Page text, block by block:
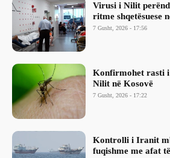
Virusi i Nilit
ritme shqetësuese
7 Gusht, 2026 - 17:56
Konfirmohet rasti
Nilit në Kosovë
7 Gusht, 2026 - 17:22
Kontrolli i Iranit
fuqishme me afat